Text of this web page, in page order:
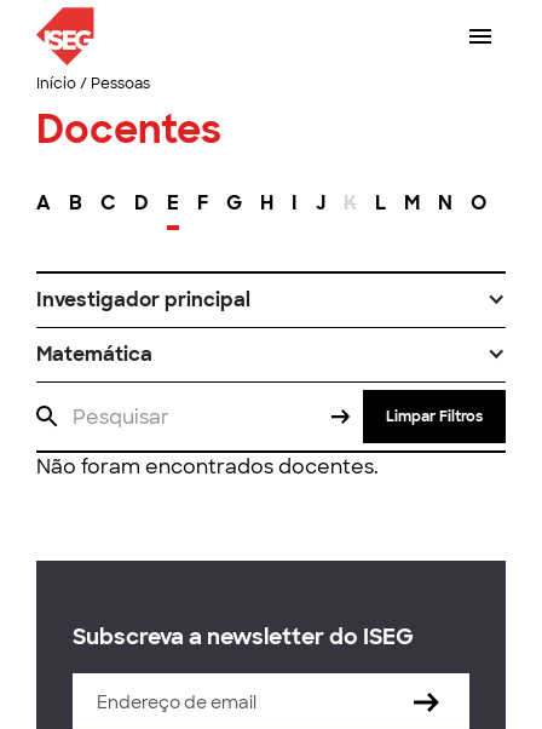
Início/ Pessoas
Docentes
A B C D E F G H I J K L M N O
Investigador principal
Matemática
Limpar Filtros
Não foram encontrados docentes.
Subscreva a newsletter do ISEG